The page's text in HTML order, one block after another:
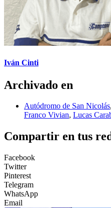
Iván Cinti
Archivado en
Autódromo de San Nicolás,
Franco Vivian, Lucas
Compartir en tus
Facebook
Twitter
Pinterest
Telegram
WhatsApp
Email